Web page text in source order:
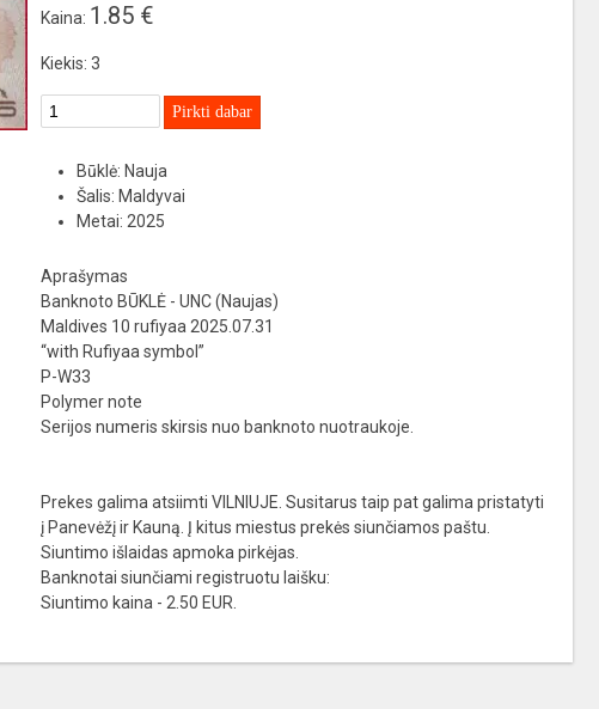
Kaina: 1.85 €
Kiekis: 3
Pirkti dabar
Būklė: Nauja
Šalis: Maldyvai
Metai: 2025
Aprašymas
Banknoto BŪKLĖ - UNC (Naujas)
Maldives 10 rufiyaa 2025.07.31
“with Rufiyaa symbol”
P-W33
Polymer note
Serijos numeris skirsis nuo banknoto nuotraukoje.
Prekes galima atsiimti VILNIUJE. Susitarus taip pat galima pristatyti
į Panevėžį ir Kauną. Į kitus miestus prekės siunčiamos paštu.
Siuntimo išlaidas apmoka pirkėjas.
Banknotai siunčiami registruotu laišku:
Siuntimo kaina - 2.50 EUR.